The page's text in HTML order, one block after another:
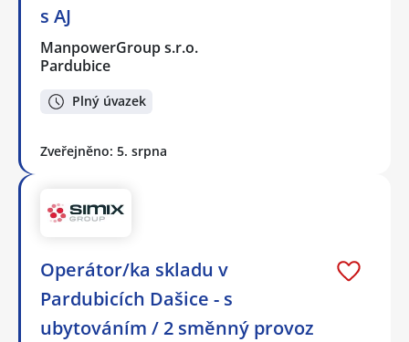
s AJ
ManpowerGroup s.r.o.
Pardubice
Plný úvazek
Zveřejněno: 5. srpna
Operátor/ka skladu v
Pardubicích Dašice - s
ubytováním / 2 směnný provoz